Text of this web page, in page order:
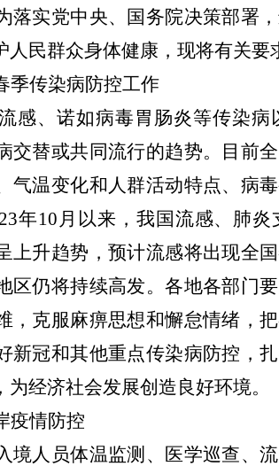
落实党中央、国务院决策部署
民群众身体健康，现将有关要
季传染病防控工作
感、诺如病毒胃肠炎等传染
交替或共同流行的趋势。目前
气温变化和人群活动特点、病
年10月以来，我国流感、肺
上升趋势，预计流感将出现全
区仍将持续高发。各地各部门
，克服麻痹思想和懈怠情绪，
新冠和其他重点传染病防控，
经济社会发展创造良好环境。
疫情防控
境人员体温监测、医学巡查、